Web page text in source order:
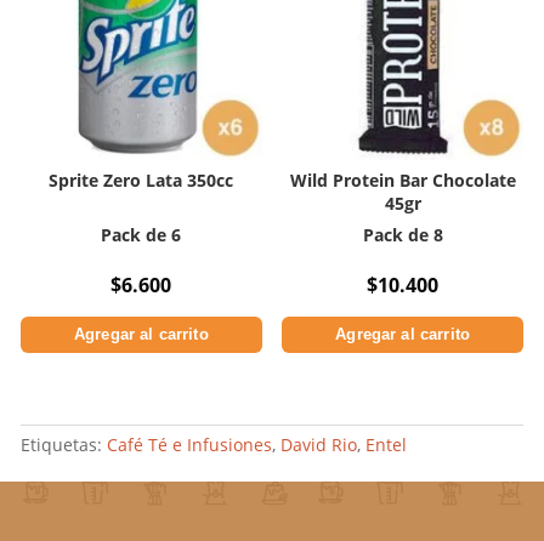
Sprite Zero Lata 350cc
Pack de 6
$6.600
Agregar al carrito
Wild Protein Bar Chocolate
45gr
Pack de 8
$10.400
Agregar al carrito
Etiquetas: Café Té e Infusiones, David Rio, Entel